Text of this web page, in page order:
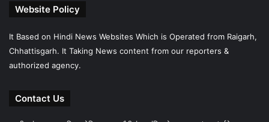
Website Policy
It Based on Hindi News Websites Which is Operated from Raigarh,
Chhattisgarh. It Taking News content from our reporters &
authorized agency.
Contact Us